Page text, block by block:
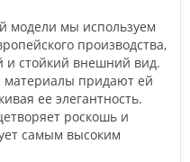
модели мы используем
производства,
стойкий внешний вид.
материалы придают ей
ее элегантность.
роскошь и
самым высоким